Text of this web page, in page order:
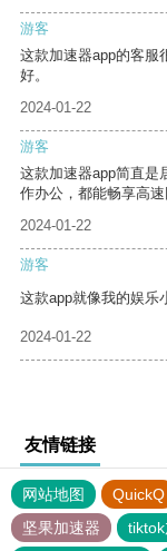
游客
这款加速器app的客服
好。
2024-01-22
游客
这款加速器app简直是
作办公，都能畅享高
2024-01-22
游客
这款app就像我的娱乐
2024-01-22
友情链接
网站地图 QuickQ
坚果加速器